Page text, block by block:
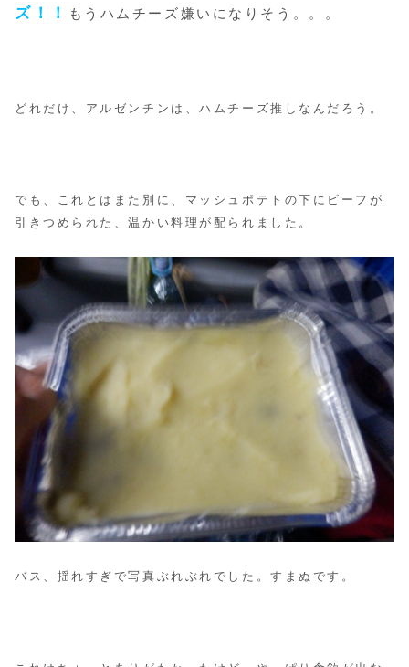
ズ！！
もうハムチーズ嫌いになりそう。。。
どれだけ、アルゼンチンは、ハムチーズ推しなんだろう。
でも、これとはまた別に、マッシュポテトの下にビーフが
引きつめられた、温かい料理が配られました。
バス、揺れすぎで写真ぶれぶれでした。すまぬです。